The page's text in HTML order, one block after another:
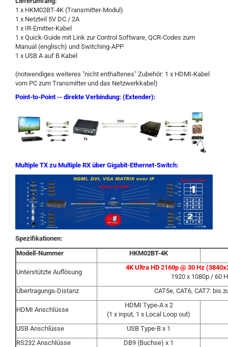
1 x HKM02BT-4K (Transmitter-Modul)
1 x Netzteil 5V DC / 2A
1 x IR-Emitter-Kabel
1 x Quick-Guide mit Link zur Control Software, QCR-Codes zum
Manual (englisch) und Switching-APP
1 x USB A auf B Kabel
(notwendiges weiteres "nicht enthaltenes" Zubehör: 1 x HDMI-Kabel
vom PC zum Transmitter und das Netzwerkkabel)
Point-to-Point -- direkte Verbindung: (Extender):
Multiple TX zu Multiple RX über Gigabit-Ethernet-Switch:
Spezifikationen:
Modell-Nummer
HKM02BT-4K
Unterstützte Auflösung
4K Ultra HD 2160p @ 30 Hz
1920 x 1080p / 60
Übertragungs-Distanz
CAT5e, CAT6, CAT7: bis
HDMI Anschlüsse
HDMI Type-A x 2
(1 x input, 1 x Local Loop out)
USB Anschlüsse
USB Type-B x 1
RS232 Anschlüsse
DB9 (Buchse) x 1